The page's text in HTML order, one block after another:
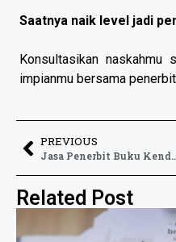
Saatnya naik level jadi
Konsultasikan naskahmu
impianmu bersama penerbit
PREVIOUS
Jasa Penerbit Buku
Related Post